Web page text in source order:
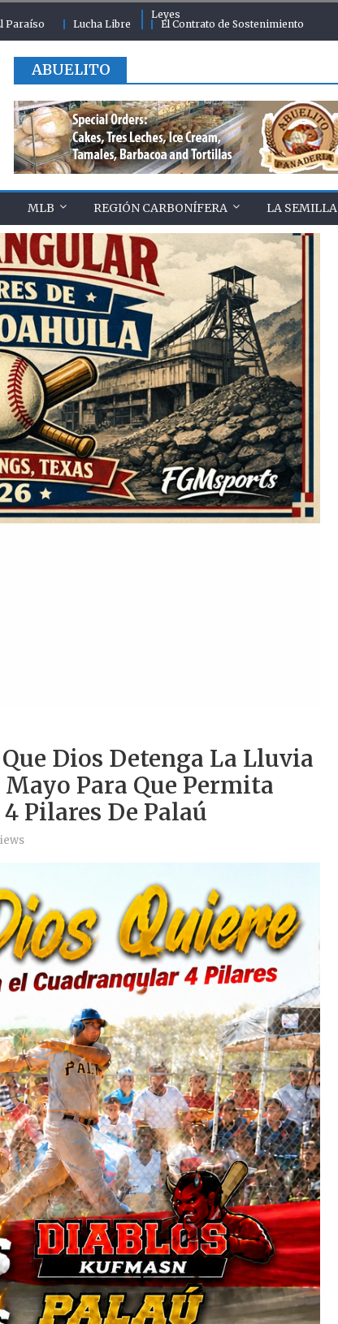
Paraíso Lucha Libre
Leyes
El Contrato de Sostenimiento
ABUELITO
MLB REGIÓN CARBONÍFERA LA SEMILLA
Dios Detenga La Lluvia
Mayo Para Que Permita
Pilares De Palaú